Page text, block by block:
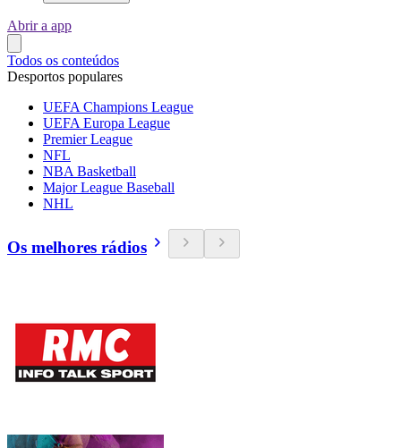
Abrir a app
Todos os conteúdos
Desportos populares
UEFA Champions League
UEFA Europa League
Premier League
NFL
NBA Basketball
Major League Baseball
NHL
Os melhores rádios